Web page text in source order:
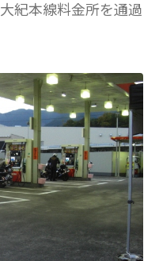
紀本線料金所を通過